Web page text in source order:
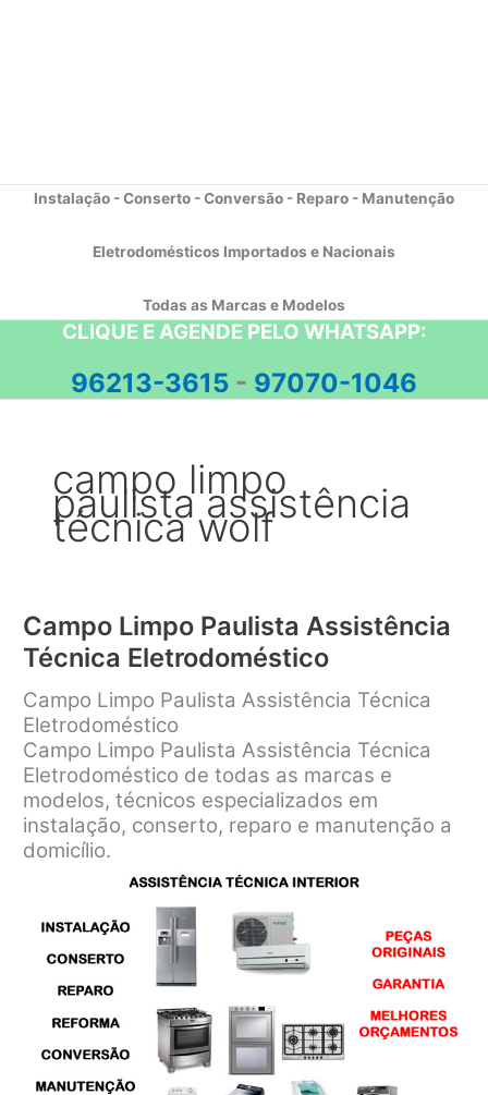
Instalação - Conserto - Conversão - Reparo - Manutenção
Eletrodomésticos Importados e Nacionais
Todas as Marcas e Modelos
CLIQUE E AGENDE PELO WHATSAPP:
96213-3615 - 97070-1046
campo limpo
paulista assistência
técnica wolf
Campo Limpo Paulista Assistência
Técnica Eletrodoméstico
Campo Limpo Paulista Assistência Técnica
Eletrodoméstico
Campo Limpo Paulista Assistência Técnica
Eletrodoméstico de todas as marcas e
modelos, técnicos especializados em
instalação, conserto, reparo e manutenção a
domicílio.